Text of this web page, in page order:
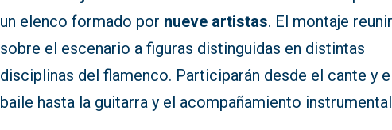
un elenco formado por nueve artistas. El montaje
sobre el escenario a figuras distinguidas en distintas
disciplinas del flamenco. Participarán desde el cante y
baile hasta la guitarra y el acompañamiento